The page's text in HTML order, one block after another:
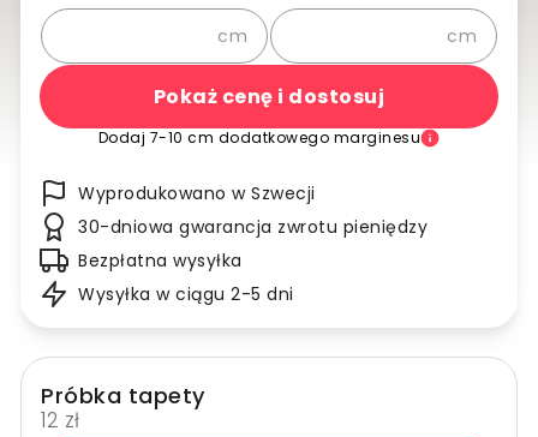
cm cm
Pokaż cenę i dostosuj
Dodaj 7-10 cm dodatkowego marginesu
Wyprodukowano w Szwecji
30-dniowa gwarancja zwrotu pieniędzy
Bezpłatna wysyłka
Wysyłka w ciągu 2-5 dni
Próbka tapety
12 zł